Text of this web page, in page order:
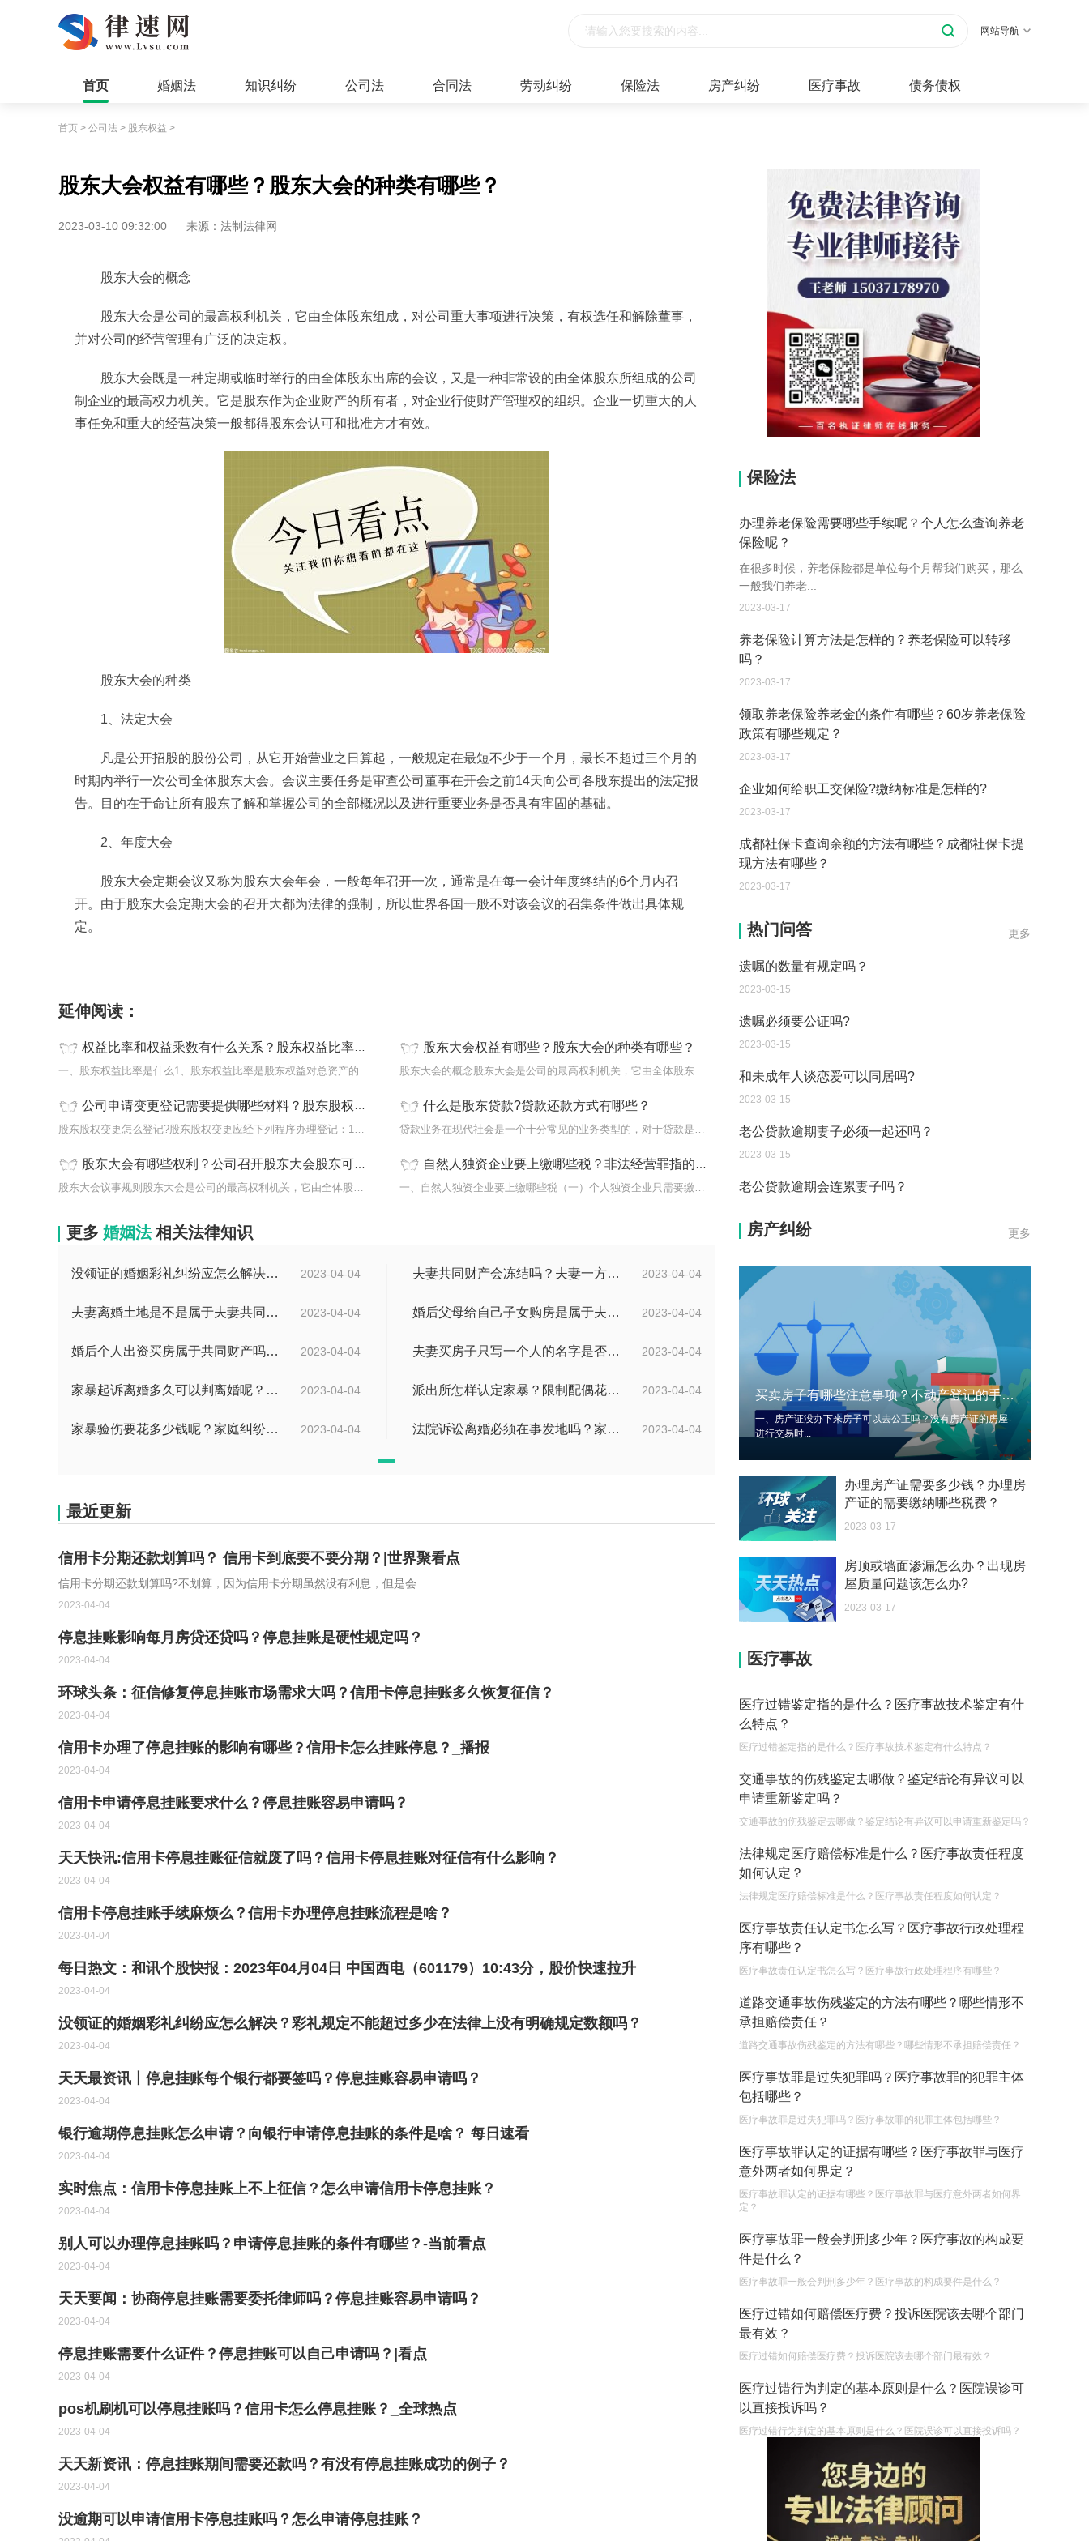
网站导航
首页 婚姻法 知识纠纷 公司法 合同法 劳动纠纷 保险法 房产纠纷 医疗事故 债务债权
首页 > 公司法 > 股东权益 >
股东大会权益有哪些？股东大会的种类有哪些？
2023-03-10 09:32:00 来源：法制法律网
股东大会的概念
股东大会是公司的最高权利机关，它由全体股东组成，对公司重大事项进行决策，有权选任和解除董事，
并对公司的经营管理有广泛的决定权。
股东大会既是一种定期或临时举行的由全体股东出席的会议，又是一种非常设的由全体股东所组成的公司
制企业的最高权力机关。它是股东作为企业财产的所有者，对企业行使财产管理权的组织。企业一切重大的人
事任免和重大的经营决策一般都得股东会认可和批准方才有效。
股东大会的种类
1、法定大会
凡是公开招股的股份公司，从它开始营业之日算起，一般规定在最短不少于一个月，最长不超过三个月的
时期内举行一次公司全体股东大会。会议主要任务是审查公司董事在开会之前14天向公司各股东提出的法定报
告。目的在于命让所有股东了解和掌握公司的全部概况以及进行重要业务是否具有牢固的基础。
2、年度大会
股东大会定期会议又称为股东大会年会，一般每年召开一次，通常是在每一会计年度终结的6个月内召
开。由于股东大会定期大会的召开大都为法律的强制，所以世界各国一般不对该会议的召集条件做出具体规
定。
延伸阅读：
权益比率和权益乘数有什么关系？股东权益比率公式是什么？
一、股东权益比率是什么1、股东权益比率是股东权益对总资产的比率。...
股东大会权益有哪些？股东大会的种类有哪些？
股东大会的概念股东大会是公司的最高权利机关，它由全体股东组成，...
公司申请变更登记需要提供哪些材料？股东股权变更怎么登记?
股东股权变更怎么登记?股东股权变更应经下列程序办理登记：1、到原...
什么是股东贷款?贷款还款方式有哪些？
贷款业务在现代社会是一个十分常见的业务类型的，对于贷款是有着很...
股东大会有哪些权利？公司召开股东大会股东可以主持会议吗？
股东大会议事规则股东大会是公司的最高权利机关，它由全体股东组成...
自然人独资企业要上缴哪些税？非法经营罪指的是什么？
一、自然人独资企业要上缴哪些税（一）个人独资企业只需要缴纳个人...
更多 婚姻法 相关法律知识
2023-04-04
没领证的婚姻彩礼纠纷应怎么解决？彩礼规定不能超过多少在法律上没有明确规定数额吗？ 2023-04-04
夫妻共同财产会冻结吗？夫妻一方要求离婚另一方不同意怎么办？
2023-04-04
夫妻离婚土地是不是属于夫妻共同财产？不属于夫妻共同财产的情形有哪些？ 2023-04-04
婚后父母给自己子女购房是属于夫妻共同财产吗？婚后父母给自己的钱算共同财产吗？
2023-04-04
婚后个人出资买房属于共同财产吗？父母出钱买房登记子女名字是否所有权？ 2023-04-04
夫妻买房子只写一个人的名字是否是共同财产？转移共同财产有哪些防止措施？
2023-04-04
家暴起诉离婚多久可以判离婚呢？婚内家暴起诉离婚会判离吗？ 2023-04-04
派出所怎样认定家暴？限制配偶花钱算家暴吗？
2023-04-04
家暴验伤要花多少钱呢？家庭纠纷报警会有记录吗？ 2023-04-04
法院诉讼离婚必须在事发地吗？家暴什么程度可以判刑呢？
最近更新
信用卡分期还款划算吗？ 信用卡到底要不要分期？|世界聚看点
信用卡分期还款划算吗?不划算，因为信用卡分期虽然没有利息，但是会
2023-04-04
停息挂账影响每月房贷还贷吗？停息挂账是硬性规定吗？
2023-04-04
环球头条：征信修复停息挂账市场需求大吗？信用卡停息挂账多久恢复征信？
2023-04-04
信用卡办理了停息挂账的影响有哪些？信用卡怎么挂账停息？_播报
2023-04-04
信用卡申请停息挂账要求什么？停息挂账容易申请吗？
2023-04-04
天天快讯:信用卡停息挂账征信就废了吗？信用卡停息挂账对征信有什么影响？
2023-04-04
信用卡停息挂账手续麻烦么？信用卡办理停息挂账流程是啥？
2023-04-04
每日热文：和讯个股快报：2023年04月04日 中国西电（601179）10:43分，股价快速拉升
2023-04-04
没领证的婚姻彩礼纠纷应怎么解决？彩礼规定不能超过多少在法律上没有明确规定数额吗？
2023-04-04
天天最资讯丨停息挂账每个银行都要签吗？停息挂账容易申请吗？
2023-04-04
银行逾期停息挂账怎么申请？向银行申请停息挂账的条件是啥？ 每日速看
2023-04-04
实时焦点：信用卡停息挂账上不上征信？怎么申请信用卡停息挂账？
2023-04-04
别人可以办理停息挂账吗？申请停息挂账的条件有哪些？-当前看点
2023-04-04
天天要闻：协商停息挂账需要委托律师吗？停息挂账容易申请吗？
2023-04-04
停息挂账需要什么证件？停息挂账可以自己申请吗？|看点
2023-04-04
pos机刷机可以停息挂账吗？信用卡怎么停息挂账？_全球热点
2023-04-04
天天新资讯：停息挂账期间需要还款吗？有没有停息挂账成功的例子？
2023-04-04
没逾期可以申请信用卡停息挂账吗？怎么申请停息挂账？
保险法
办理养老保险需要哪些手续呢？个人怎么查询养老
保险呢？
在很多时候，养老保险都是单位每个月帮我们购买，那么
一般我们养老...
2023-03-17
养老保险计算方法是怎样的？养老保险可以转移
吗？
2023-03-17
领取养老保险养老金的条件有哪些？60岁养老保险
政策有哪些规定？
2023-03-17
企业如何给职工交保险?缴纳标准是怎样的?
2023-03-17
成都社保卡查询余额的方法有哪些？成都社保卡提
现方法有哪些？
2023-03-17
更多
热门问答
遗嘱的数量有规定吗？
遗嘱必须要公证吗?
和未成年人谈恋爱可以同居吗?
老公贷款逾期妻子必须一起还吗？
老公贷款逾期会连累妻子吗？
证据规则都有哪些呢？哪些不能作为证据呢？
2023-03-13
2023-03-13
确定和调整最低工资标准的影响因素有哪些呢？
2023-03-13
由于工作疏忽发生技术性差错而造成多缴或误缴税
款的可以申请退税吗？
2023-03-13
直接提起行政诉讼的诉讼时效是多久呢？
2023-03-13
生育保险交满一年才可以报销吗？
2023-03-13
节假日免费时段到底是如何算起的呢？
驾驶机动车在市区逆行的怎么罚款和扣分呢？
2023-03-13
闯红灯后多少天后能查到违章信息呢？
跨国婚姻的好处有哪些?
2023-03-21
2023-03-15
更多
房产纠纷
买卖房子有哪些注意事项？不动产登记的手续有哪些？
一、房产证没办下来房子可以去公正吗？没有房产证的房屋
进行交易时...
办理房产证需要多少钱？办理房
产证的需要缴纳哪些税费？
2023-03-17
房顶或墙面渗漏怎么办？出现房
屋质量问题该怎么办?
2023-03-17
医疗事故
医疗过错鉴定指的是什么？医疗事故技术鉴定有什
么特点？
医疗过错鉴定指的是什么？医疗事故技术鉴定有什么特点？
交通事故的伤残鉴定去哪做？鉴定结论有异议可以
申请重新鉴定吗？
交通事故的伤残鉴定去哪做？鉴定结论有异议可以申请重新鉴定吗？
法律规定医疗赔偿标准是什么？医疗事故责任程度
如何认定？
法律规定医疗赔偿标准是什么？医疗事故责任程度如何认定？
医疗事故责任认定书怎么写？医疗事故行政处理程
序有哪些？
医疗事故责任认定书怎么写？医疗事故行政处理程序有哪些？
道路交通事故伤残鉴定的方法有哪些？哪些情形不
承担赔偿责任？
道路交通事故伤残鉴定的方法有哪些？哪些情形不承担赔偿责任？
医疗事故罪是过失犯罪吗？医疗事故罪的犯罪主体
包括哪些？
医疗事故罪是过失犯罪吗？医疗事故罪的犯罪主体包括哪些？
医疗事故罪认定的证据有哪些？医疗事故罪与医疗
意外两者如何界定？
医疗事故罪认定的证据有哪些？医疗事故罪与医疗意外两者如何界
定？
医疗事故罪一般会判刑多少年？医疗事故的构成要
件是什么？
医疗事故罪一般会判刑多少年？医疗事故的构成要件是什么？
医疗过错如何赔偿医疗费？投诉医院该去哪个部门
最有效？
医疗过错如何赔偿医疗费？投诉医院该去哪个部门最有效？
医疗过错行为判定的基本原则是什么？医院误诊可
以直接投诉吗？
医疗过错行为判定的基本原则是什么？医院误诊可以直接投诉吗？